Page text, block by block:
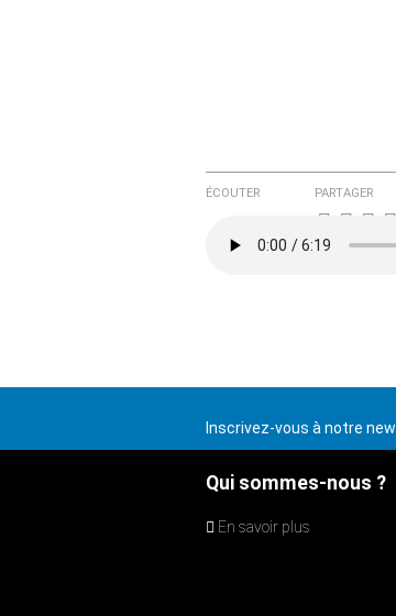
ÉCOUTER PARTAGER
Inscrivez-vous à notre
Qui sommes-nous ?
En savoir plus